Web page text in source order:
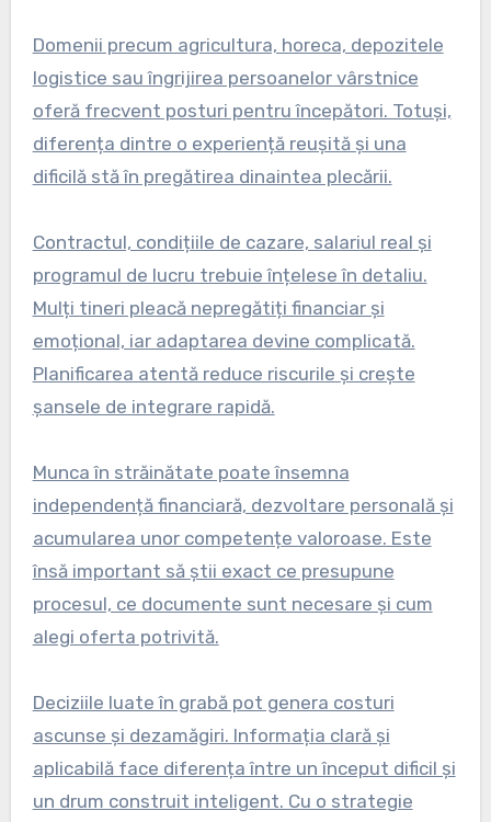
Domenii precum agricultura, horeca, depozitele
logistice sau îngrijirea persoanelor vârstnice
oferă frecvent posturi pentru începători. Totuși,
diferența dintre o experiență reușită și una
dificilă stă în pregătirea dinaintea plecării.
Contractul, condițiile de cazare, salariul real și
programul de lucru trebuie înțelese în detaliu.
Mulți tineri pleacă nepregătiți financiar și
emoțional, iar adaptarea devine complicată.
Planificarea atentă reduce riscurile și crește
șansele de integrare rapidă.
Munca în străinătate poate însemna
independență financiară, dezvoltare personală și
acumularea unor competențe valoroase. Este
însă important să știi exact ce presupune
procesul, ce documente sunt necesare și cum
alegi oferta potrivită.
Deciziile luate în grabă pot genera costuri
ascunse și dezamăgiri. Informația clară și
aplicabilă face diferența între un început dificil și
un drum construit inteligent. Cu o strategie